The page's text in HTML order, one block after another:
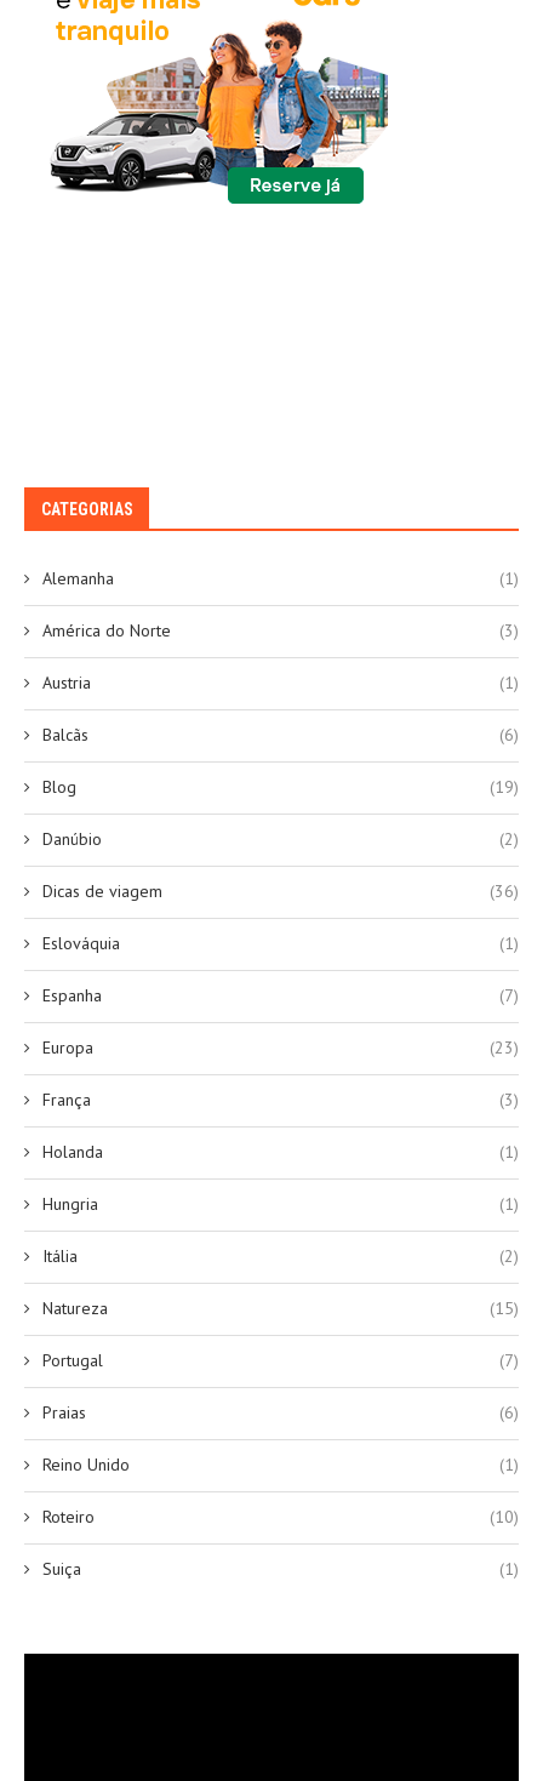
CATEGORIAS
Alemanha (1)
América do Norte (3)
Austria (1)
Balcãs (6)
Blog (19)
Danúbio (2)
Dicas de viagem (36)
Eslováquia (1)
Espanha (7)
Europa (23)
França (3)
Holanda (1)
Hungria (1)
Itália (2)
Natureza (15)
Portugal (7)
Praias (6)
Reino Unido (1)
Roteiro (10)
Suiça (1)